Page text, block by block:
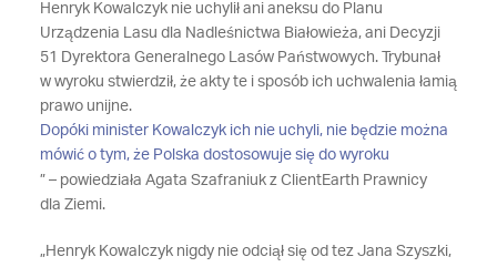
Henryk Kowalczyk nie uchylił ani aneksu do Planu
Urządzenia Lasu dla Nadleśnictwa Białowieża, ani Decyzji
51 Dyrektora Generalnego Lasów Państwowych. Trybunał
w wyroku stwierdził, że akty te i sposób ich uchwalenia łamią
prawo unijne.
Dopóki minister Kowalczyk ich nie uchyli, nie będzie można
mówić o tym, że Polska dostosowuje się do wyroku
” – powiedziała Agata Szafraniuk z ClientEarth Prawnicy
dla Ziemi.
„Henryk Kowalczyk nigdy nie odciął się od tez Jana Szyszki,